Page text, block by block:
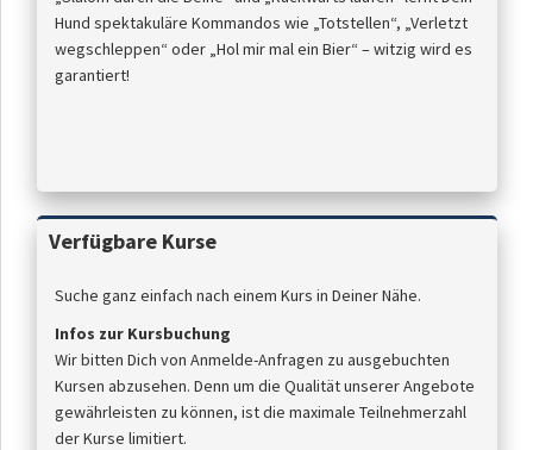
Hund spektakuläre Kommandos wie „Totstellen“, „Verletzt
wegschleppen“ oder „Hol mir mal ein Bier“ – witzig wird es
garantiert!
Verfügbare Kurse
Suche ganz einfach nach einem Kurs in Deiner Nähe.
Infos zur Kursbuchung
Wir bitten Dich von Anmelde-Anfragen zu ausgebuchten
Kursen abzusehen. Denn um die Qualität unserer Angebote
gewährleisten zu können, ist die maximale Teilnehmerzahl
der Kurse limitiert.